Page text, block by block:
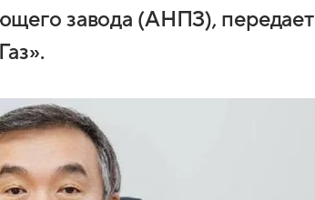
завода (АНПЗ), передает